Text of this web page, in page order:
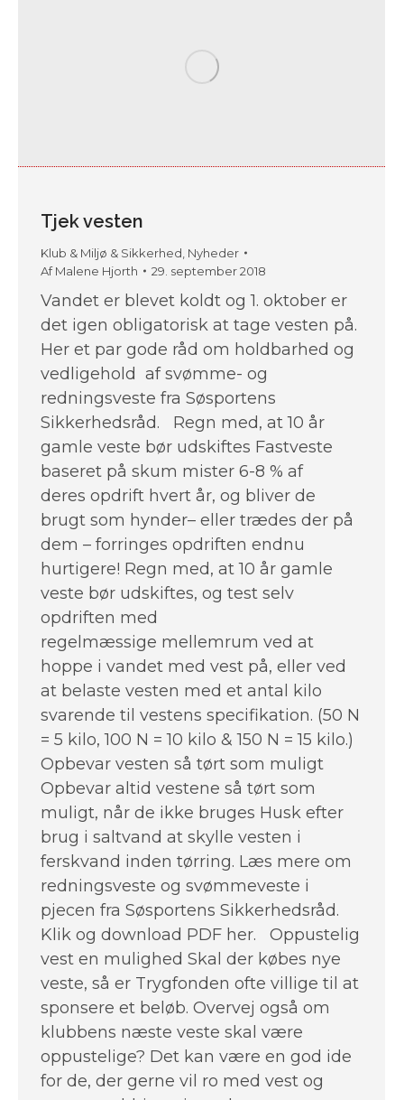
Tjek vesten
Klub & Miljø & Sikkerhed, Nyheder
AfMalene Hjorth 29. september 2018
Vandet er blevet koldt og 1. oktober er
det igen obligatorisk at tage vesten på.
Her et par gode råd om holdbarhed og
vedligehold af svømme- og
redningsveste fra Søsportens
Sikkerhedsråd. Regn med, at 10 år
gamle veste bør udskiftes Fastveste
baseret på skum mister 6-8 % af
deres opdrift hvert år, og bliver de
brugt som hynder– eller trædes der på
dem – forringes opdriften endnu
hurtigere! Regn med, at 10 år gamle
veste bør udskiftes, og test selv
opdriften med
regelmæssige mellemrum ved at
hoppe i vandet med vest på, eller ved
at belaste vesten med et antal kilo
svarende til vestens specifikation. (50 N
= 5 kilo, 100 N = 10 kilo & 150 N = 15 kilo.)
Opbevar vesten så tørt som muligt
Opbevar altid vestene så tørt som
muligt, når de ikke bruges Husk efter
brug i saltvand at skylle vesten i
ferskvand inden tørring. Læs mere om
redningsveste og svømmeveste i
pjecen fra Søsportens Sikkerhedsråd.
Klik og download PDF her. Oppustelig
vest en mulighed Skal der købes nye
veste, så er Trygfonden ofte villige til at
sponsere et beløb. Overvej også om
klubbens næste veste skal være
oppustelige? Det kan være en god ide
for de, der gerne vil ro med vest og